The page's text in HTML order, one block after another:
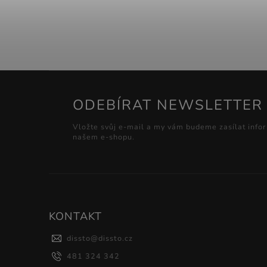
ODEBÍRAT NEWSLETTER
Vložte svůj e-mail a my vám budeme zasílat
našem e-shopu.
KONTAKT
dissto@dissto.cz
481 324 342